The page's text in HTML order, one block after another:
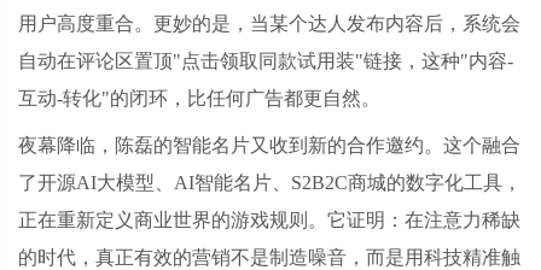
用户高度重合。更妙的是，当某个达人发布内容后，系统会
自动在评论区置顶"点击领取同款试用装"链接，这种"内容-
互动-转化"的闭环，比任何广告都更自然。
夜幕降临，陈磊的智能名片又收到新的合作邀约。这个融合
了开源AI大模型、AI智能名片、S2B2C商城的数字化工具，
正在重新定义商业世界的游戏规则。它证明：在注意力稀缺
的时代，真正有效的营销不是制造噪音，而是用科技精准触